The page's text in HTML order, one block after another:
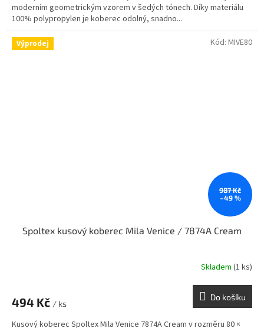
moderním geometrickým vzorem v šedých tónech. Díky materiálu
100% polypropylen je koberec odolný, snadno...
Výprodej
987 Kč
–49 %
Spoltex kusový koberec Mila Venice / 7874A Cream
Skladem (1 ks)
494 Kč / ks
Do košíku
Kusový koberec Spoltex Mila Venice 7874A Cream v rozměru 80 ×
Kód: MIVE80